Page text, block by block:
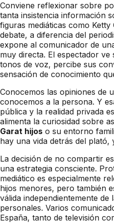
Conviene reflexionar sobre
tanta insistencia información
figuras mediáticas como Ketty
debate, a diferencia del
expone al comunicador de
muy directa. El espectador ve
tonos de voz, percibe sus
sensación de conocimiento
Conocemos las opiniones de
conocemos a la persona. Y
pública y la realidad privada
alimenta la curiosidad sobre
Garat hijos o su entorno
hay una vida detrás del plató,
La decisión de no compartir
una estrategia consciente.
mediático es especialmente
hijos menores, pero también
válida independientemente de
personales. Varios
España, tanto de televisión